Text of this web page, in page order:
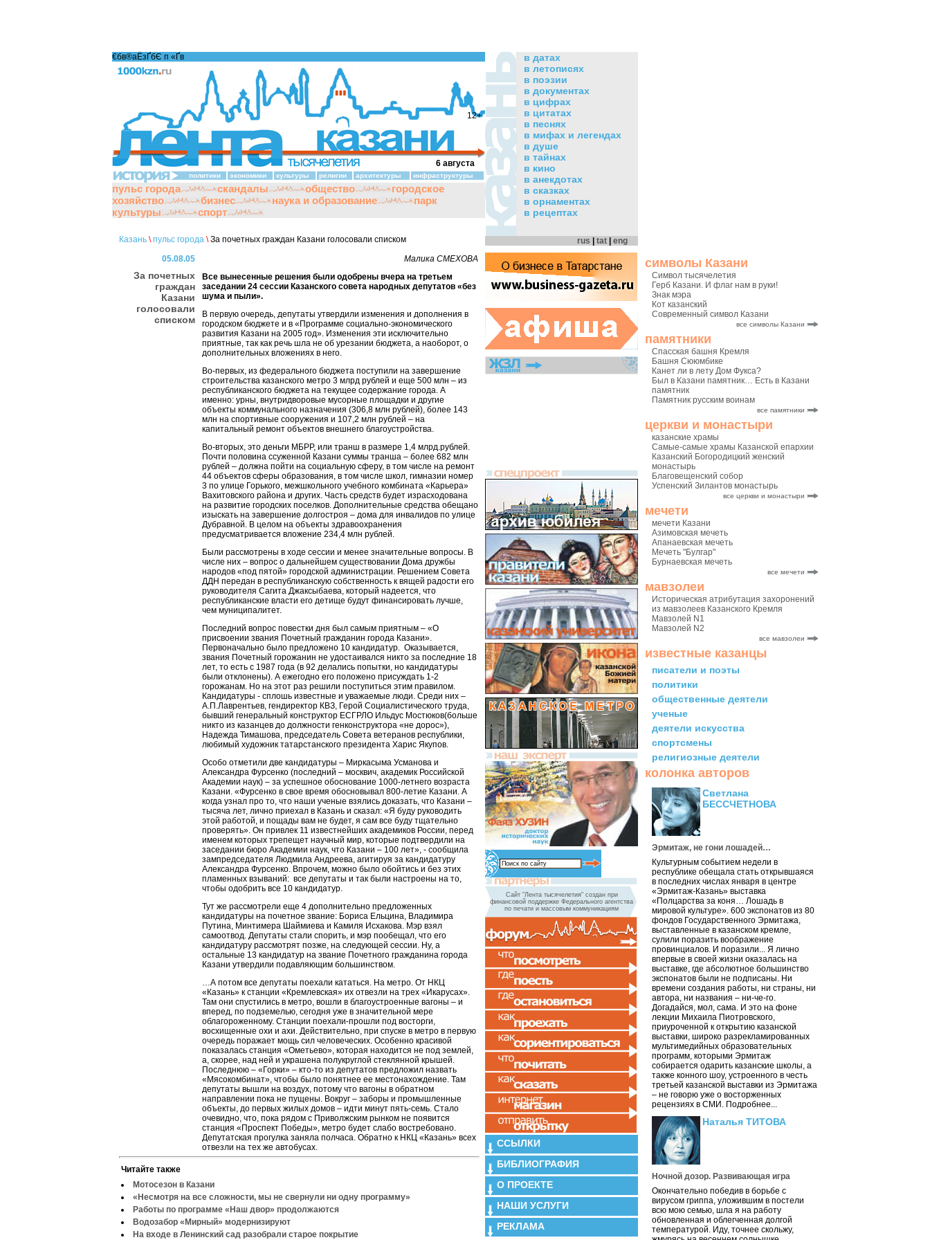
символы Казани
Символ тысячелетия
Герб Казани. И флаг нам в руки!
Знак мэра
Кот казанский
Современный символ Казани
все символы Казани
памятники
Спасская башня Кремля
Башня Сююмбике
Канет ли в лету Дом Фукса?
Был в Казани памятник… Есть в Казани
памятник
Памятник русским воинам
все памятники
церкви и монастыри
казанские храмы
Самые-самые храмы Казанской епархии
Казанский Богородицкий женский
монастырь
Благовещенский собор
Успенский Зилантов монастырь
все церкви и монастыри
мечети
мечети Казани
Азимовская мечеть
Апанаевская мечеть
Мечеть "Булгар"
Бурнаевская мечеть
все мечети
мавзолеи
Историческая атрибутация захоронений
из мавзолеев Казанского Кремля
Мавзолей N1
Мавзолей N2
все мавзолеи
известные казанцы
писатели и поэты
политики
общественные деятели
ученые
деятели искусства
спортсмены
религиозные деятели
колонка авторов
Светлана
БЕССЧЕТНОВА
Эрмитаж, не гони лошадей…
Культурным событием недели в
республике обещала стать открывшаяся
в последних числах января в центре
«Эрмитаж-Казань» выставка
«Полцарства за коня… Лошадь в
мировой культуре». 600 экспонатов из 80
фондов Государственного Эрмитажа,
выставленные в казанском кремле,
сулили поразить воображение
провинциалов. И поразили... Я лично
впервые в своей жизни оказалась на
выставке, где абсолютное большинство
экспонатов были не подписаны. Ни
времени создания работы, ни страны, ни
автора, ни названия – ни-че-го.
Догадайся, мол, сама. И это на фоне
лекции Михаила Пиотровского,
приуроченной к открытию казанской
выставки, широко разрекламированных
мультимедийных образовательных
программ, которыми Эрмитаж
собирается одарить казанские школы, а
также конного шоу, устроенного в честь
третьей казанской выставки из Эрмитажа
– не говорю уже о восторженных
рецензиях в СМИ. Подробнее...
Наталья ТИТОВА
Ночной дозор. Развивающая игра
Окончательно победив в борьбе с
вирусом гриппа, уложившим в постели
всю мою семью, шла я на работу
обновленная и облегченная долгой
температурой. Иду, точнее скольжу,
12+
€бв®аЁзҐбЄ п «Ґ­в
6 августа
политики экономики культуры религии архитектуры инфраструктуры
пульс города скандалы общество
городское
хозяйство
бизнес наука и образование
парк
культуры
спорт
Казань \ пульс города \За почетных граждан Казани голосовали списком
05.08.05
За почетных
граждан
Казани
голосовали
списком
Малика СМЕХОВА
Все вынесенные решения были одобрены вчера на третьем
заседании 24 сессии Казанского совета народных депутатов «без
шума и пыли».
В первую очередь, депутаты утвердили изменения и дополнения в
городском бюджете и в «Программе социально-экономического
развития Казани на 2005 год». Изменения эти исключительно
приятные, так как речь шла не об урезании бюджета, а наоборот, о
дополнительных вложениях в него.
Во-первых, из федерального бюджета поступили на завершение
строительства казанского метро 3 млрд рублей и еще 500 млн – из
республиканского бюджета на текущее содержание города. А
именно: урны, внутридворовые мусорные площадки и другие
объекты коммунального назначения (306,8 млн рублей), более 143
млн на спортивные сооружения и 107,2 млн рублей – на
капитальный ремонт объектов внешнего благоустройства.
Во-вторых, это деньги МБРР, или транш в размере 1,4 млрд.рублей.
Почти половина ссуженной Казани суммы транша – более 682 млн
рублей – должна пойти на социальную сферу, в том числе на ремонт
44 объектов сферы образования, в том числе школ, гимназии номер
3 по улице Горького, межшкольного учебного комбината «Карьера»
Вахитовского района и других. Часть средств будет израсходована
на развитие городских поселков. Дополнительные средства обещано
изыскать на завершение долгостроя – дома для инвалидов по улице
Дубравной. В целом на объекты здравоохранения
предусматривается вложение 234,4 млн рублей.
Были рассмотрены в ходе сессии и менее значительные вопросы. В
числе них – вопрос о дальнейшем существовании Дома дружбы
народов «под пятой» городской администрации. Решением Совета
ДДН передан в республиканскую собственность к вящей радости его
руководителя Сагита Джаксыбаева, который надеется, что
республиканские власти его детище будут финансировать лучше,
чем муниципалитет.
Последний вопрос повестки дня был самым приятным – «О
присвоении звания Почетный гражданин города Казани».
Первоначально было предложено 10 кандидатур. Оказывается,
звания Почетный горожанин не удостаивался никто за последние 18
лет, то есть с 1987 года (в 92 делались попытки, но кандидатуры
были отклонены). А ежегодно его положено присуждать 1-2
горожанам. Но на этот раз решили поступиться этим правилом.
Кандидатуры - сплошь известные и уважаемые люди. Среди них –
А.П.Лаврентьев, гендиректор КВЗ, Герой Социалистического труда,
бывший генеральный конструктор ЕСГРЛО Ильдус Мостюков(больше
никто из казанцев до должности генконструктора «не дорос»),
Надежда Тимашова, председатель Совета ветеранов республики,
любимый художник татарстанского президента Харис Якупов.
Особо отметили две кандидатуры – Миркасыма Усманова и
Александра Фурсенко (последний – москвич, академик Российской
Академии наук) – за успешное обоснование 1000-летнего возраста
Казани. «Фурсенко в свое время обосновывал 800-летие Казани. А
когда узнал про то, что наши ученые взялись доказать, что Казани –
тысяча лет, лично приехал в Казань и сказал: «Я буду руководить
этой работой, и пощады вам не будет, я сам все буду тщательно
проверять». Он привлек 11 известнейших академиков России, перед
именем которых трепещет научный мир, которые подтвердили на
заседании бюро Академии наук, что Казани – 100 лет», - сообщила
зампредседателя Людмила Андреева, агитируя за кандидатуру
Александра Фурсенко. Впрочем, можно было обойтись и без этих
пламенных взываний: все депутаты и так были настроены на то,
чтобы одобрить все 10 кандидатур.
Тут же рассмотрели еще 4 дополнительно предложенных
кандидатуры на почетное звание: Бориса Ельцина, Владимира
Путина, Минтимера Шаймиева и Камиля Исхакова. Мэр взял
самоотвод. Депутаты стали спорить, и мэр пообещал, что его
кандидатуру рассмотрят позже, на следующей сессии. Ну, а
остальные 13 кандидатур на звание Почетного гражданина города
Казани утвердили подавляющим большинством.
…А потом все депутаты поехали кататься. На метро. От НКЦ
«Казань» к станции «Кремлевская» их отвезли на трех «Икарусах».
Там они спустились в метро, вошли в благоустроенные вагоны – и
вперед, по подземелью, сегодня уже в значительной мере
облагороженному. Станции поехали-прошли под восторги,
восхищенные охи и ахи. Действительно, при спуске в метро в первую
очередь поражает мощь сил человеческих. Особенно красивой
показалась станция «Ометьево», которая находится не под землей,
а, скорее, над ней и украшена полукруглой стеклянной крышей.
Последнюю – «Горки» – кто-то из депутатов предложил назвать
«Мясокомбинат», чтобы было понятнее ее местонахождение. Там
депутаты вышли на воздух, потому что вагоны в обратном
направлении пока не пущены. Вокруг – заборы и промышленные
объекты, до первых жилых домов – идти минут пять-семь. Стало
очевидно, что, пока рядом с Приволжским рынком не появится
станция «Проспект Победы», метро будет слабо востребовано.
Депутатская прогулка заняла полчаса. Обратно к НКЦ «Казань» всех
отвезли на тех же автобусах.
Читайте также
Мотосезон в Казани
«Несмотря на все сложности, мы не свернули ни одну программу»
Работы по программе «Наш двор» продолжаются
Водозабор «Мирный» модернизируют
На входе в Ленинский сад разобрали старое покрытие
в датах
в летописях
в поэзии
в документах
в цифрах
в цитатах
в песнях
в мифах и легендах
в душе
в тайнах
в кино
в анекдотах
в сказках
в орнаментах
в рецептах
rus tat eng
Сайт "Лента тысячелетия" создан при
финансовой поддержке Федерального агентства
по печати и массовым коммуникациям
ССЫЛКИ
БИБЛИОГРАФИЯ
О ПРОЕКТЕ
НАШИ УСЛУГИ
РЕКЛАМА